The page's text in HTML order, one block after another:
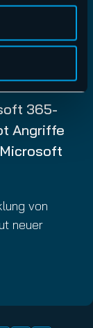
04.11.2025
365-
Angriffe
von
neuer